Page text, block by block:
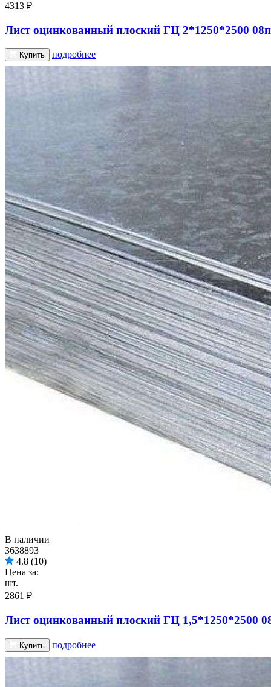
Лист оцинкованный плоский ГЦ 2*1250*2500
4313 ₽
Купить подробнее
В наличии
Лист оцинкованный плоский ГЦ 1,5*1250*2500
3638893
4.8 (10)
Цена за:
шт.
2861 ₽
Купить подробнее